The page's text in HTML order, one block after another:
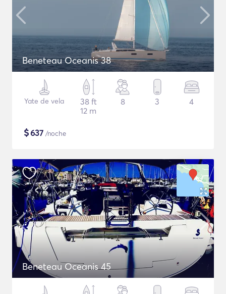
Beneteau Oceanis 38
Yate de vela
38 ft
12 m
8 3 4
$637 /noche
Beneteau Oceanis 45